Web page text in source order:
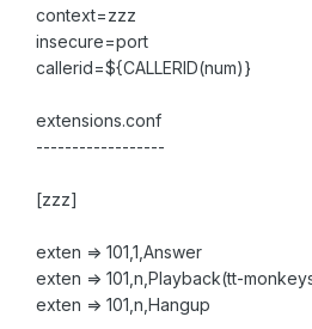
context=zzz
insecure=port
callerid=${CALLERID(num)}
extensions.conf
------------------
[zzz]
exten => 101,1,Answer
exten => 101,n,Playback(tt-
exten => 101,n,Hangup